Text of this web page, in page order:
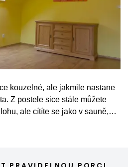
kouzelné, ale jakmile nastane
Z postele sice stále můžete
ale cítíte se jako v sauně,